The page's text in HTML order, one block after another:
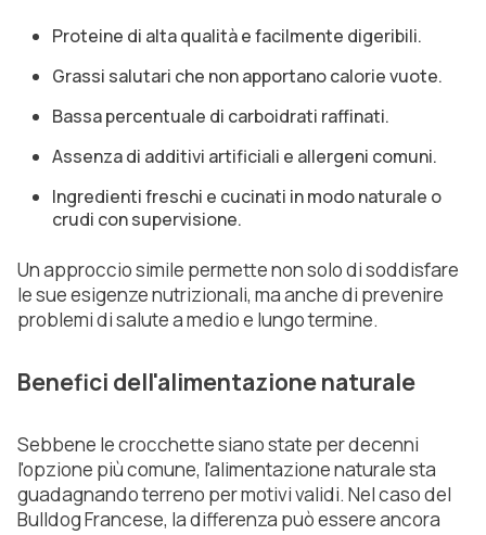
Proteine di alta qualità e facilmente digeribili.
Grassi salutari che non apportano calorie vuote.
Bassa percentuale di carboidrati raffinati.
Assenza di additivi artificiali e allergeni comuni.
Ingredienti freschi e cucinati in modo naturale o
crudi con supervisione.
Un approccio simile permette non solo di soddisfare
le sue esigenze nutrizionali, ma anche di prevenire
problemi di salute a medio e lungo termine.
Benefici dell'alimentazione naturale
Sebbene le crocchette siano state per decenni
l'opzione più comune, l'alimentazione naturale sta
guadagnando terreno per motivi validi. Nel caso del
Bulldog Francese, la differenza può essere ancora